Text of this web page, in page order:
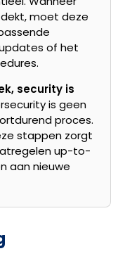
moet deze
of het
security is
is geen
proces.
stappen zorgt
up-to-
aan nieuwe